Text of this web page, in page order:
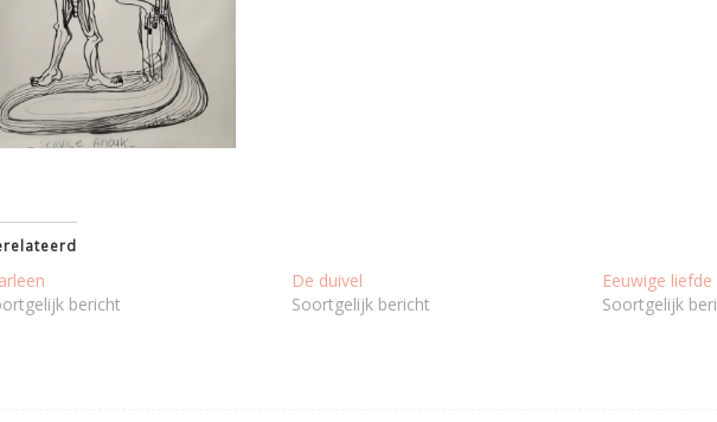
bericht
De duivel
Soortgelijk bericht
Eeuwige liefde
Soortgelijk